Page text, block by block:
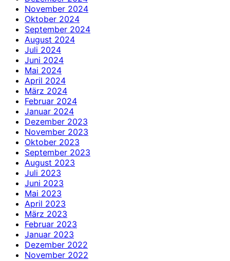
November 2024
Oktober 2024
September 2024
August 2024
Juli 2024
Juni 2024
Mai 2024
April 2024
März 2024
Februar 2024
Januar 2024
Dezember 2023
November 2023
Oktober 2023
September 2023
August 2023
Juli 2023
Juni 2023
Mai 2023
April 2023
März 2023
Februar 2023
Januar 2023
Dezember 2022
November 2022